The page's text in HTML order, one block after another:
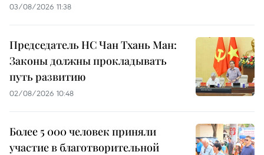
03/08/2026 11:38
Председатель НС Чан Тхань Ман:
Законы должны прокладывать
путь развитию
02/08/2026 10:48
Более 5 000 человек приняли
участие в благотворительной